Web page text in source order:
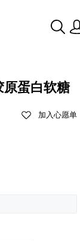
原蛋白软糖
加入心愿单